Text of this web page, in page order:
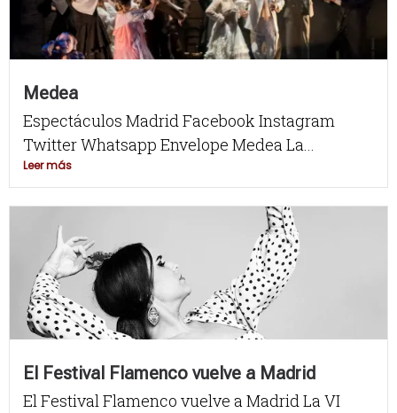
Medea
Espectáculos Madrid Facebook Instagram
Twitter Whatsapp Envelope Medea La...
Leer más
El Festival Flamenco vuelve a Madrid
El Festival Flamenco vuelve a Madrid La VI